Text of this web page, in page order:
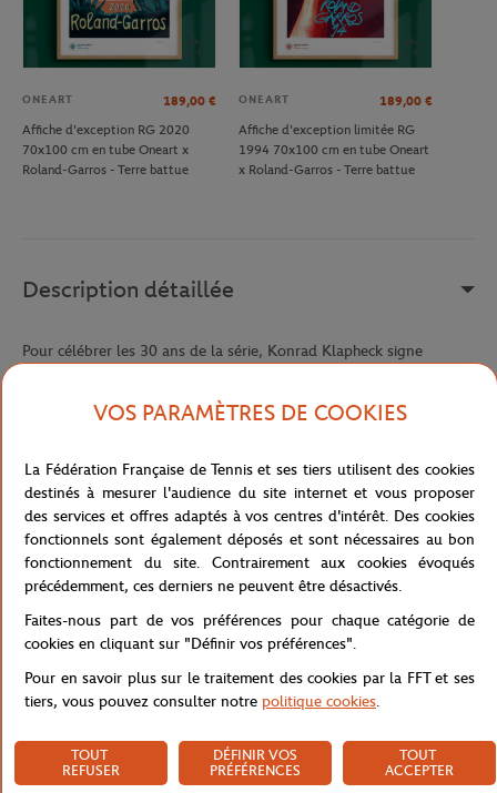
ONEART 189,00 €
Affiche d'exception RG 2020
70x100 cm en tube Oneart x
Roland-Garros - Terre battue
ONEART 189,00 €
Affiche d'exception limitée RG
1994 70x100 cm en tube Oneart
x Roland-Garros - Terre battue
Description détaillée
Pour célébrer les 30 ans de la série, Konrad Klapheck signe
L’artiste allemand met en scène, en contre-plongée, un match de
légende de 1928 avec René Lacoste en tenue d’époque, offrant
et du filet.
Référence : FFT0030-A6V-TU
Caractéristiques
Livraison et retours
VOS PARAMÈTRES DE COOKIES
La Fédération Française de Tennis et ses tiers utilisent des cookies
destinés à mesurer l'audience du site internet et vous proposer
des services et offres adaptés à vos centres d'intérêt. Des cookies
fonctionnels sont également déposés et sont nécessaires au bon
fonctionnement du site. Contrairement aux cookies évoqués
précédemment, ces derniers ne peuvent être désactivés.
Faites-nous part de vos préférences pour chaque catégorie de
cookies en cliquant sur "Définir vos préférences".
Pour en savoir plus sur le traitement des cookies par la FFT et ses
tiers, vous pouvez consulter notre politique cookies.
TOUT
REFUSER
DÉFINIR VOS
PRÉFÉRENCES
TOUT
ACCEPTER